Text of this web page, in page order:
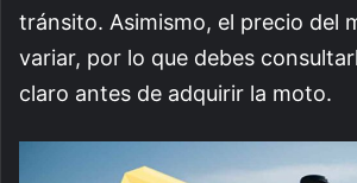
tránsito. Asimismo, el precio del
variar, por lo que debes
claro antes de adquirir la moto.